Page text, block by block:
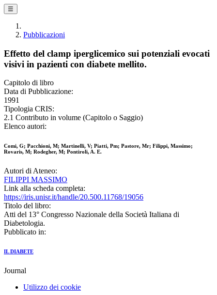
☰
Pubblicazioni
Effetto del clamp iperglicemico sui potenziali evocati
visivi in pazienti con diabete mellito.
Capitolo di libro
Data di Pubblicazione:
1991
Tipologia CRIS:
2.1 Contributo in volume (Capitolo o Saggio)
Elenco autori:
Comi, G; Pacchioni, M; Martinelli, V; Piatti, Pm; Pastore, Mr; Filippi, Massimo;
Rovaris, M; Rodegher, M; Pontiroli, A. E.
Autori di Ateneo:
FILIPPI MASSIMO
Link alla scheda completa:
https://iris.unisr.it/handle/20.500.11768/19056
Titolo del libro:
Atti del 13° Congresso Nazionale della Società Italiana di
Diabetologia.
Pubblicato in:
IL DIABETE
Journal
Utilizzo dei cookie